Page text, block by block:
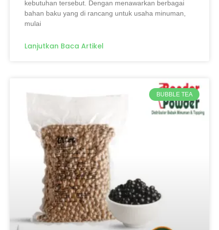
kebutuhan tersebut. Dengan menawarkan berbagai
bahan baku yang di rancang untuk usaha minuman,
mulai
Lanjutkan Baca Artikel
BUBBLE TEA